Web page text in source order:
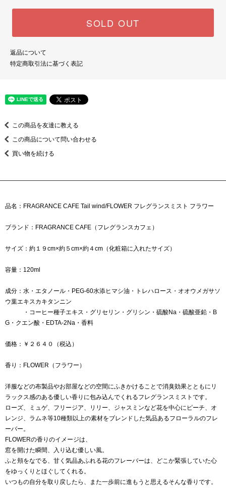
SOLD OUT
返品について
特定商取引法に基づく表記
この商品を友達に教える
この商品について問い合わせる
買い物を続ける
品名：FRAGRANCE CAFE Tail wind/FLOWER フレグランスミスト フラワー
ブランド：FRAGRANCE CAFE（フレグランスカフェ）
サイズ：約１９cm×約５cm×約４cm（化粧箱に入れたサイズ）
容量：120ml
成分：水・エタノール・PEG-60水添ヒマシ油・トレハロース・オオウメガサソ
ウ葉エキスカキタンニン
・コーヒー種子エキス・グリセリン・グリシン・硫酸Na・硫酸亜鉛・B
G・クエン酸・EDTA-2Na・香料
価格：￥２６４０（税込）
香り：FLOWER（フラワー）
洋服などの布製品やお部屋などの空間にふきかけることで消臭効果とともにリ
ラックス感のある優しい香りに包み込んでくれるフレグランスミストです。
ローズ、ミュゲ、フリージア、リリー、ジャスミンなど花を中心にピーチ、オ
レンジ、ラムネ等10種類以上の素材をブレンドした気品あるフローラルのフレ
ーバー。
FLOWERの香りのイメージは、
窓を開けた瞬間、入り込む優しい風。
ふと頬をなでる、甘く気品あふれる花のフレーバーは、どこか緊張していた心
をゆっくりとほぐしてくれる。
いつもの自分を取り戻したら、また一歩前に進もうと思えるそんな香りです。